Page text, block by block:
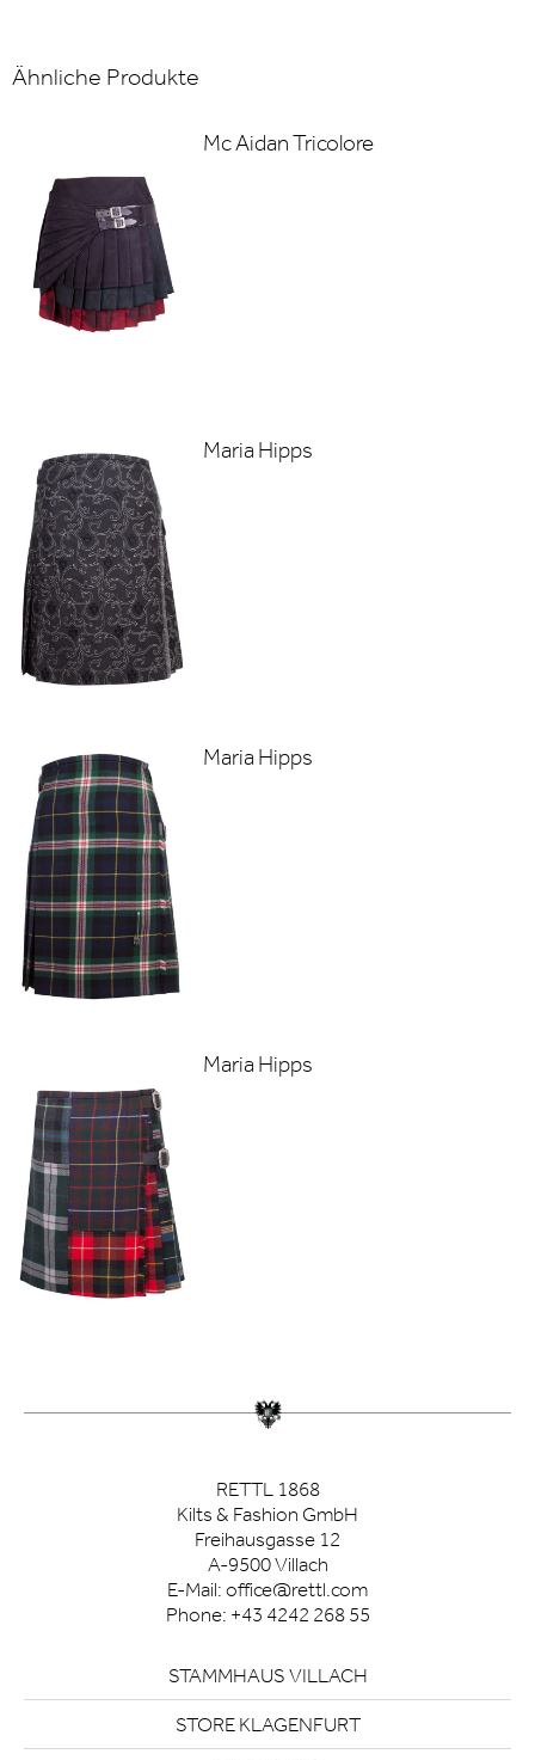
Ähnliche Produkte
Mc Aidan Tricolore
Maria Hipps
Maria Hipps
Maria Hipps
RETTL 1868
Kilts & Fashion GmbH
Freihausgasse 12
A-9500 Villach
E-Mail: office@rettl.com
Phone: +43 4242 268 55
STAMMHAUS VILLACH
STORE KLAGENFURT